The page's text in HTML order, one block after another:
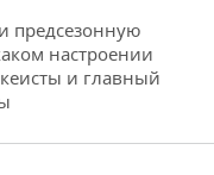
предсезонную
настроении
и главный